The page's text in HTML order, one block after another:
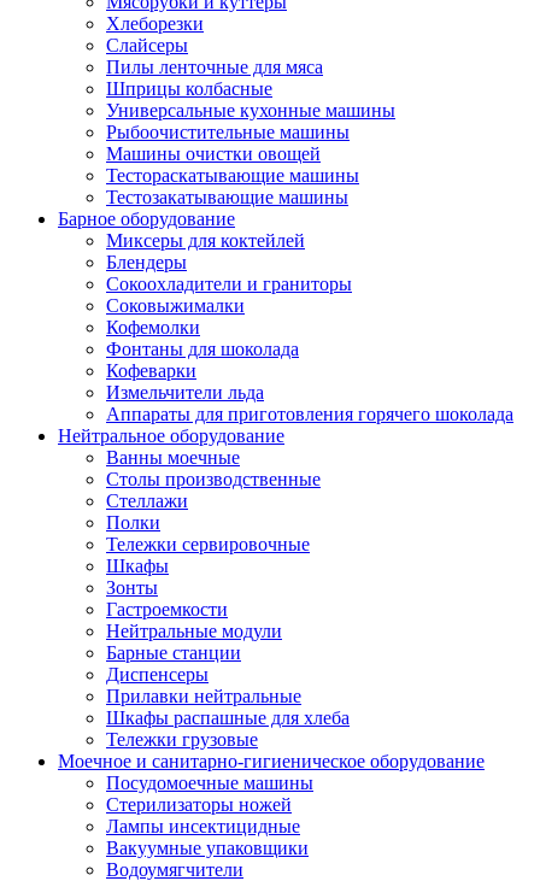
Хлеборезки
Слайсеры
Пилы ленточные для мяса
Шприцы колбасные
Универсальные кухонные машины
Рыбоочистительные машины
Машины очистки овощей
Тестораскатывающие машины
Тестозакатывающие машины
Барное оборудование
Миксеры для коктейлей
Блендеры
Сокоохладители и граниторы
Соковыжималки
Кофемолки
Фонтаны для шоколада
Кофеварки
Измельчители льда
Аппараты для приготовления горячего шоколада
Нейтральное оборудование
Ванны моечные
Столы производственные
Стеллажи
Полки
Тележки сервировочные
Шкафы
Зонты
Гастроемкости
Нейтральные модули
Барные станции
Диспенсеры
Прилавки нейтральные
Шкафы распашные для хлеба
Тележки грузовые
Моечное и санитарно-гигиеническое оборудование
Посудомоечные машины
Стерилизаторы ножей
Лампы инсектицидные
Вакуумные упаковщики
Водоумягчители